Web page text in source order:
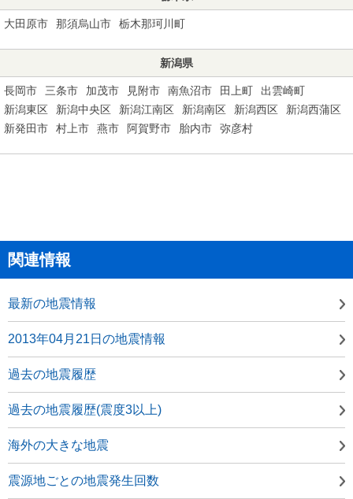
大田原市 那須烏山市 栃木那珂川町
新潟県
長岡市 三条市 加茂市 見附市 南魚沼市 田上町
出雲崎町
新潟東区
新潟中央区 新潟江南区 新潟南区 新潟西区
新潟西蒲区
新発田市
村上市 燕市 阿賀野市 胎内市 弥彦村
関連情報
最新の地震情報
2013年04月21日の地震情報
過去の地震履歴
過去の地震履歴(震度3以上)
海外の大きな地震
震源地ごとの地震発生回数